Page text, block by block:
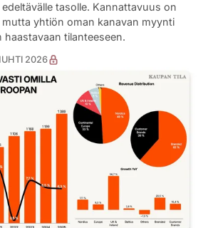
tasolle. Kannattavuus on
yhtiön oman kanavan myynti
haastavaan tilanteeseen.
2026